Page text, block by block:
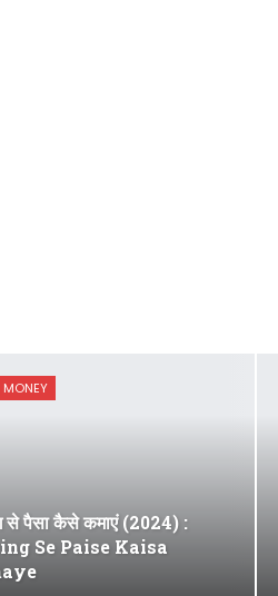
MONEY
से पैसा कैसे कमाएं (2024) :
Se Paise Kaisa